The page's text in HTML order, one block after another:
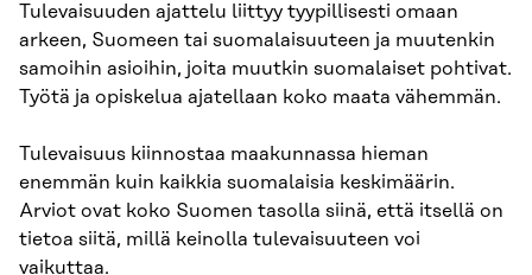
Tulevaisuuden ajattelu liittyy tyypillisesti omaan
arkeen, Suomeen tai suomalaisuuteen ja muutenkin
samoihin asioihin, joita muutkin suomalaiset pohtivat.
Työtä ja opiskelua ajatellaan koko maata vähemmän.
Tulevaisuus kiinnostaa maakunnassa hieman
enemmän kuin kaikkia suomalaisia keskimäärin.
Arviot ovat koko Suomen tasolla siinä, että itsellä on
tietoa siitä, millä keinolla tulevaisuuteen voi
vaikuttaa.​